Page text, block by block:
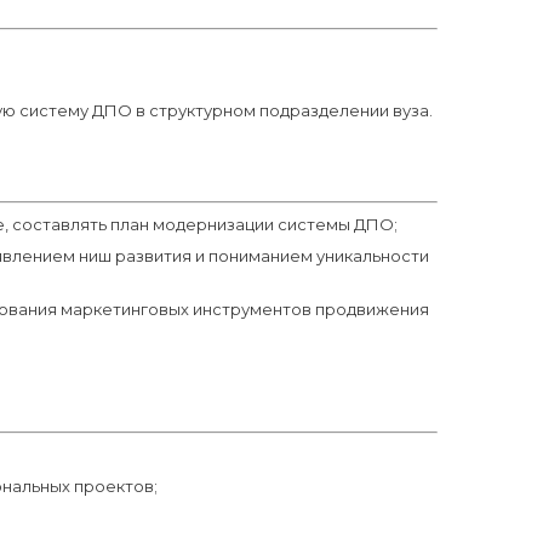
ДПО в структурном подразделении вуза.
составлять план модернизации системы ДПО;
ниш развития и пониманием уникальности
маркетинговых инструментов продвижения
проектов;